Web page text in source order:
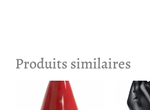
Produits similaires